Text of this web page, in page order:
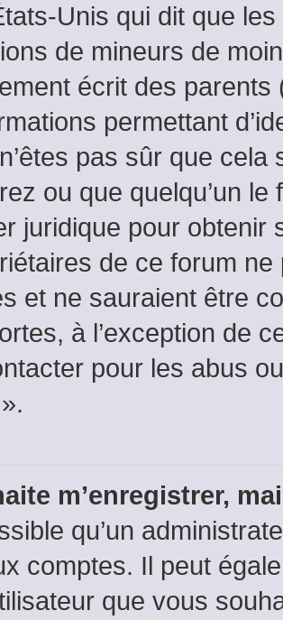
Unis qui dit que
de mineurs de
écrit des parents
permettant
pas sûr que
ou que quelqu’un
juridique pour obtenir
de ce forum
et ne sauraient être
à l’exception de
pour les abus
m’enregistrer,
qu’un
comptes. Il peut
que vous